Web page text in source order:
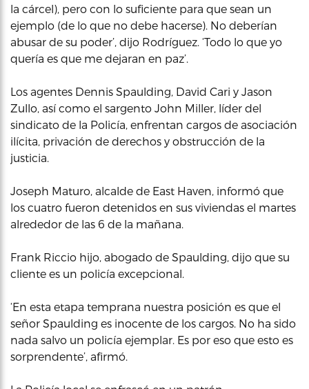
la cárcel), pero con lo suficiente para que sean un
ejemplo (de lo que no debe hacerse). No deberían
abusar de su poder’, dijo Rodríguez. ‘Todo lo que yo
quería es que me dejaran en paz’.
Los agentes Dennis Spaulding, David Cari y Jason
Zullo, así como el sargento John Miller, líder del
sindicato de la Policía, enfrentan cargos de asociación
ilícita, privación de derechos y obstrucción de la
justicia.
Joseph Maturo, alcalde de East Haven, informó que
los cuatro fueron detenidos en sus viviendas el martes
alrededor de las 6 de la mañana.
Frank Riccio hijo, abogado de Spaulding, dijo que su
cliente es un policía excepcional.
‘En esta etapa temprana nuestra posición es que el
señor Spaulding es inocente de los cargos. No ha sido
nada salvo un policía ejemplar. Es por eso que esto es
sorprendente’, afirmó.